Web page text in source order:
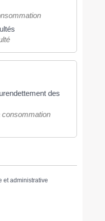
des
consommation
et administrative